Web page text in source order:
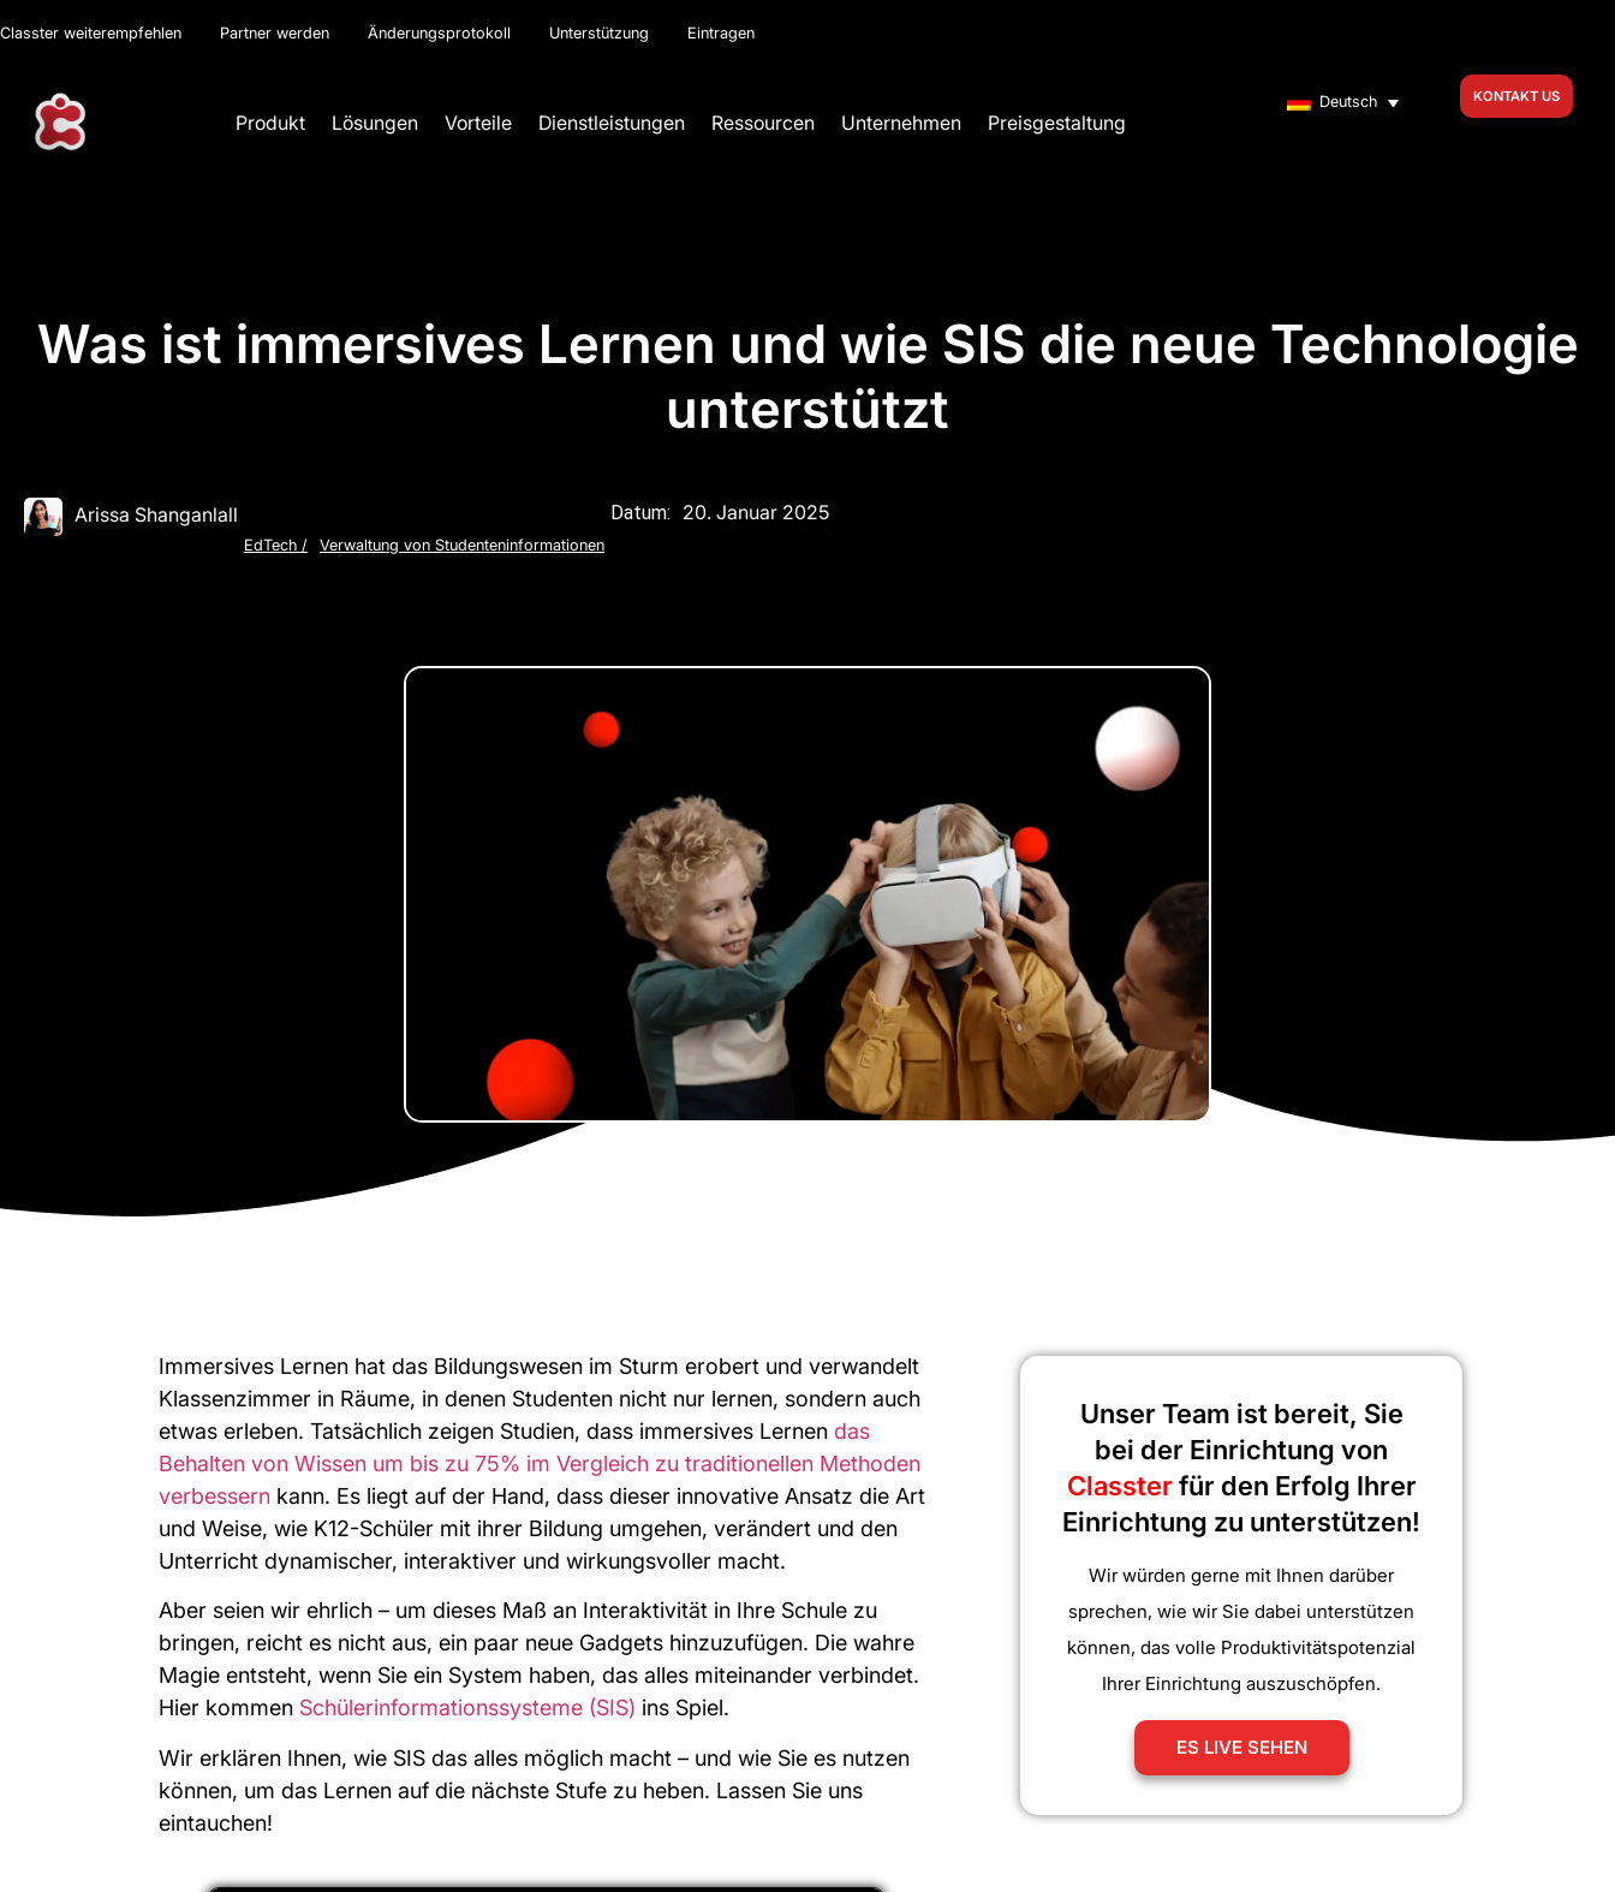
Classter weiterempfehlen Partner werden Änderungsprotokoll Unterstützung Eintragen
Produkt Lösungen Vorteile Dienstleistungen Ressourcen Unternehmen Preisgestaltung
Deutsch KONTAKT US
Was ist immersives Lernen und wie SIS die neue Technologie
unterstützt
Arissa Shanganlall
EdTech / Verwaltung von Studenteninformationen
Datum: 20. Januar 2025
Immersives Lernen hat das Bildungswesen im Sturm erobert und verwandelt
Klassenzimmer in Räume, in denen Studenten nicht nur lernen, sondern auch
etwas erleben. Tatsächlich zeigen Studien, dass immersives Lernen das
Behalten von Wissen um bis zu 75% im Vergleich zu traditionellen Methoden
verbessern kann. Es liegt auf der Hand, dass dieser innovative Ansatz die Art
und Weise, wie K12-Schüler mit ihrer Bildung umgehen, verändert und den
Unterricht dynamischer, interaktiver und wirkungsvoller macht.
Aber seien wir ehrlich – um dieses Maß an Interaktivität in Ihre Schule zu
bringen, reicht es nicht aus, ein paar neue Gadgets hinzuzufügen. Die wahre
Magie entsteht, wenn Sie ein System haben, das alles miteinander verbindet.
Hier kommen Schülerinformationssysteme (SIS) ins Spiel.
Wir erklären Ihnen, wie SIS das alles möglich macht – und wie Sie es nutzen
können, um das Lernen auf die nächste Stufe zu heben. Lassen Sie uns
eintauchen!
Unser Team ist bereit, Sie
bei der Einrichtung von
Classterfür den Erfolg Ihrer
Einrichtung zu unterstützen!
Wir würden gerne mit Ihnen darüber
sprechen, wie wir Sie dabei unterstützen
können, das volle Produktivitätspotenzial
Ihrer Einrichtung auszuschöpfen.
ES LIVE SEHEN